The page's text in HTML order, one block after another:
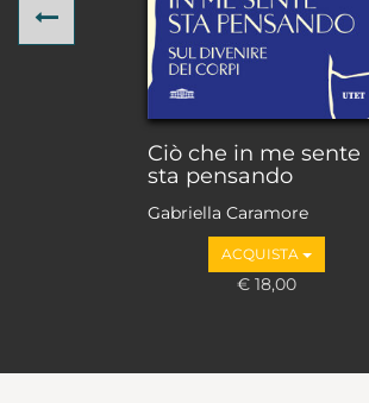
Ciò che in me sente
sta pensando
Gabriella Caramore
ACQUISTA
€ 18,00
Previous